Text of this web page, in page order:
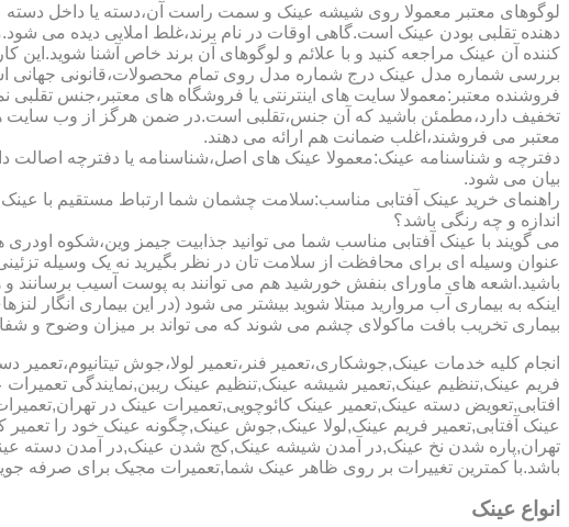
لوگوهای معتبر معمولا روی شیشه عینک و سمت راست آن،دسته یا داخل دسته
دهنده تقلبی بودن عینک است.گاهی اوقات در نام برند،غلط املایی دیده می
کننده آن عینک مراجعه کنید و با علائم و لوگوهای آن برند خاص آشنا شوید.این
بررسی شماره مدل عینک درج شماره مدل روی تمام محصولات،قانونی جهانی
فروشنده معتبر:معمولا سایت های اینترنتی یا فروشگاه های معتبر،جنس
تخفیف دارد،مطمئن باشید که آن جنس،تقلبی است.در ضمن هرگز از وب سایت
معتبر می فروشند،اغلب ضمانت هم ارائه می دهند.
دفترچه و شناسنامه عینک:معمولا عینک های اصل،شناسنامه یا دفترچه
بیان می شود.
راهنمای خرید عینک آفتابی مناسب:سلامت چشمان شما ارتباط مستقیم با
اندازه و چه رنگی باشد؟
می گویند با عینک آفتابی مناسب شما می توانید جذابیت جیمز وین،شکوه اودری
عنوان وسیله ای برای محافظت از سلامت تان در نظر بگیرید نه یک وسیله
باشید.اشعه های ماورای بنفش خورشید هم می توانند به پوست آسیب
اینکه به بیماری آب مروارید مبتلا شوید بیشتر می شود (در این بیماری
بیماری تخریب بافت ماکولای چشم می شوند که می تواند بر میزان وضوح و
انجام کلیه خدمات عینک,جوشکاری،تعمیر فنر،تعمیر لولا،جوش
فریم عینک,تنظیم عینک,تعمیر شیشه عینک,تنظیم عینک ریبن,نمایندگی
افتابی,تعویض دسته عینک,تعمیر عینک کائوچویی,تعمیرات عینک در
عینک آفتابی,تعمیر فریم عینک,لولا عینک,جوش عینک,چگونه عینک خود را تعمیر
تهران,پاره شدن نخ عینک,در آمدن شیشه عینک,کج شدن عینک,در آمدن
باشد.با کمترین تغییرات بر روی ظاهر عینک شما,تعمیرات مجیک برای
انواع عینک